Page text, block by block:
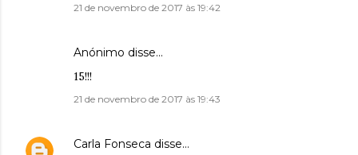
21 de novembro de 2017 às 19:42
Anónimo disse…
15!!!
21 de novembro de 2017 às 19:43
Carla Fonseca disse…